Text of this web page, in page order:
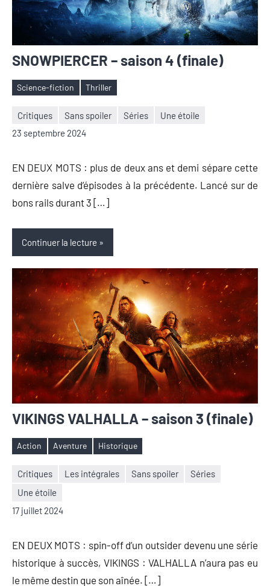
SNOWPIERCER – saison 4 (finale)
Étiquettes
Science-fiction Thriller
Critiques Sans spoiler Séries
Une étoile
23 septembre 2024
Nicolas
Aucun
EN DEUX MOTS : plus de deux ans et demi sépare cette
dernière salve d’épisodes à la précédente. Lancé sur de
bons rails durant 3 […]
Continuer la lecture
VIKINGS VALHALLA – saison 3 (finale)
Étiquettes
Action Aventure Historique
Critiques Les intégrales Sans spoiler
Séries
Une étoile
17 juillet 2024
Nicolas
Auger
Aucun
commentaire
EN DEUX MOTS : spin-off d’un outsider devenu une série
historique à succès, VIKINGS : VALHALLA n’aura pas eu
le même destin que son aînée. […]